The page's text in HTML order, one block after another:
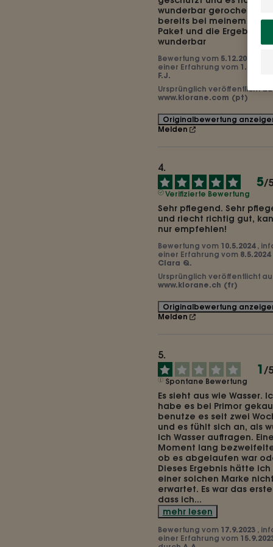
wunderbar gerochen! Ich
bereits bei meinem
Paket und die Ergebnisse
wunderbar
Bewertung vom 5.12.2024
einer Erfahrung vom 1.5.2024
F.J.
Ursprünglich veröffentlicht
www.klorane.com (pt)
Originalbewertung
Melden
5/5
Verifizierte Bewertung
Sehr pflegend. Sehr
und riecht richtig gut,
nur empfehlen!
Bewertung vom 10.5.2024 ,
einer Erfahrung vom 8.5.2024
Clara Q.
Ursprünglich veröffentlicht
www.klorane.ch (fr)
Originalbewertung
Melden
1/5
Spontane Bewertung
Es sieht aus wie Wasser.
habe es bei Primor
benutze es seit zwei
und es fühlt sich an, als
ich Wasser auftragen.
Moment lang
ob es abgelaufen war
Dieses Ergebnis hätte ich
einer solchen Marke
erwartet. Es war das
dass ich...
mehr lesen
Bewertung vom 17.9.2023 ,
einer Erfahrung vom